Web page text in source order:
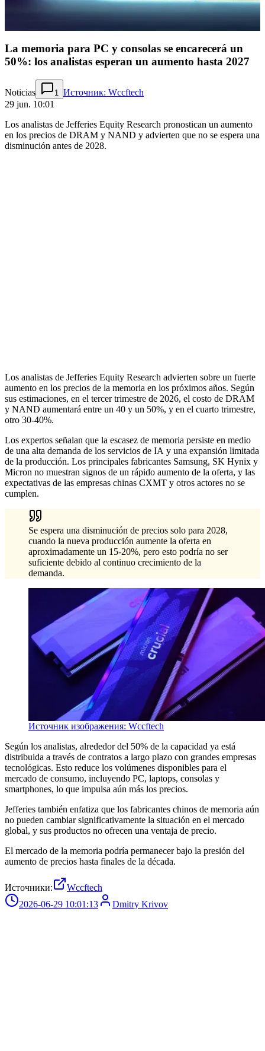
La memoria para PC y consolas se encarecerá un
50%: los analistas esperan un aumento hasta 2027
Noticias 1
Источник: Wccftech
29 jun. 10:01
Los analistas de Jefferies Equity Research pronostican un aumento
en los precios de DRAM y NAND y advierten que no se espera una
disminución antes de 2028.
Los analistas de Jefferies Equity Research advierten sobre un fuerte
aumento en los precios de la memoria en los próximos años. Según
sus estimaciones, en el tercer trimestre de 2026, el costo de DRAM
y NAND aumentará entre un 40 y un 50%, y en el cuarto trimestre,
otro 30-40%.
Los expertos señalan que la escasez de memoria persiste en medio
de una alta demanda de los servicios de IA y una expansión limitada
de la producción. Los principales fabricantes Samsung, SK Hynix y
Micron no muestran signos de un rápido aumento de la oferta, y las
expectativas de las empresas chinas CXMT y otros actores no se
cumplen.
Se espera una disminución de precios solo para 2028,
cuando la nueva producción aumente la oferta en
aproximadamente un 15-20%, pero esto podría no ser
suficiente debido al continuo crecimiento de la
demanda.
Источник изображения: Wccftech
Según los analistas, alrededor del 50% de la capacidad ya está
distribuida a través de contratos a largo plazo con grandes empresas
tecnológicas. Esto reduce los volúmenes disponibles para el
mercado de consumo, incluyendo PC, laptops, consolas y
smartphones, lo que impulsa aún más los precios.
Jefferies también enfatiza que los fabricantes chinos de memoria aún
no pueden cambiar significativamente la situación en el mercado
global, y sus productos no ofrecen una ventaja de precio.
El mercado de la memoria podría permanecer bajo la presión del
aumento de precios hasta finales de la década.
Источники:
Wccftech
2026-06-29 10:01:13
Dmitry Krivov